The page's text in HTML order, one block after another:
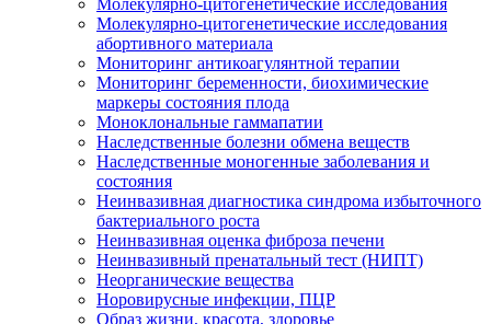
Молекулярно-цитогенетические исследования
Молекулярно-цитогенетические исследования
абортивного материала
Мониторинг антикоагулянтной терапии
Мониторинг беременности, биохимические
маркеры состояния плода
Моноклональные гаммапатии
Наследственные болезни обмена веществ
Наследственные моногенные заболевания и
состояния
Неинвазивная диагностика синдрома избыточного
бактериального роста
Неинвазивная оценка фиброза печени
Неинвазивный пренатальный тест (НИПТ)
Неорганические вещества
Норовирусные инфекции, ПЦР
Образ жизни, красота, здоровье